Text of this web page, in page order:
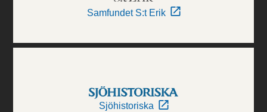
Samfundet S:t Erik
Sjöhistoriska